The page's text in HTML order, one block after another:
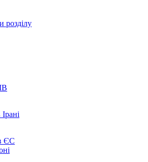
розділу
ЄС